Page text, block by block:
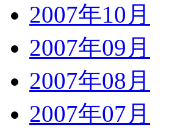
2007年10月
2007年09月
2007年08月
2007年07月